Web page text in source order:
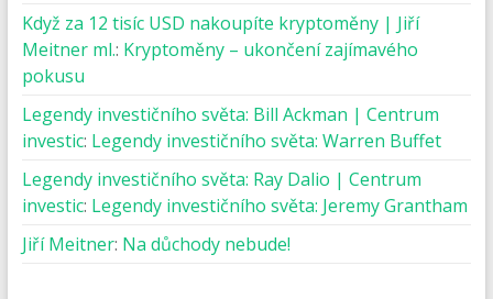
Když za 12 tisíc USD nakoupíte kryptoměny | Jiří
Meitner ml.: Kryptoměny – ukončení zajímavého
pokusu
Legendy investičního světa: Bill Ackman | Centrum
investic: Legendy investičního světa: Warren Buffet
Legendy investičního světa: Ray Dalio | Centrum
investic: Legendy investičního světa: Jeremy Grantham
Jiří Meitner: Na důchody nebude!